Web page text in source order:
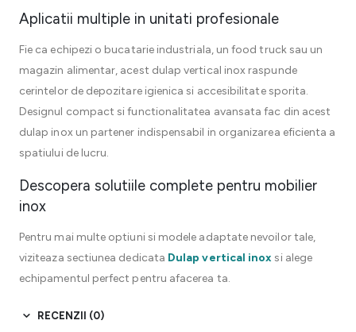
Aplicatii multiple in unitati profesionale
Fie ca echipezi o bucatarie industriala, un food truck sau un
magazin alimentar, acest dulap vertical inox raspunde
cerintelor de depozitare igienica si accesibilitate sporita.
Designul compact si functionalitatea avansata fac din acest
dulap inox un partener indispensabil in organizarea eficienta a
spatiului de lucru.
Descopera solutiile complete pentru mobilier
inox
Pentru mai multe optiuni si modele adaptate nevoilor tale,
viziteaza sectiunea dedicata Dulap vertical inox si alege
echipamentul perfect pentru afacerea ta.
RECENZII (0)